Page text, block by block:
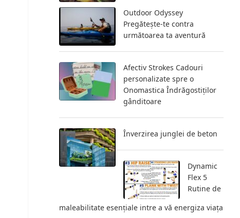
Outdoor Odyssey
Pregătește-te contra
următoarea ta aventură
Afectiv Strokes Cadouri
personalizate spre o
Onomastica Îndrăgostiților
gânditoare
Înverzirea junglei de beton
Dynamic
Flex 5
Rutine de
maleabilitate esențiale intre a vă energiza viața